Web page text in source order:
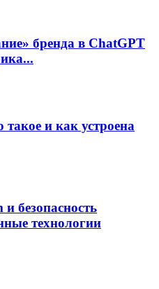
бренда в ChatGPT
и как устроена
безопасность
технологии